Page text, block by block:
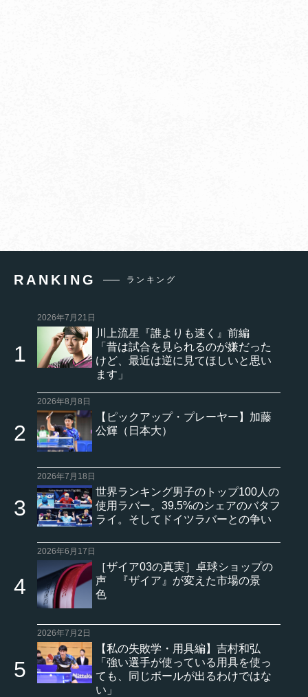
RANKING ランキング
2026年7月21日
川上流星『誰よりも速く』前編
「昔は試合を見られるのが嫌だった
けど、最近は逆に見てほしいと思い
ます」
2026年8月8日
【ピックアップ・プレーヤー】加藤
公輝（日本大）
2026年7月18日
世界ランキング男子のトップ100人の
使用ラバー。39.5%のシェアのバタフ
ライ。そしてドイツラバーとの争い
2026年6月17日
［ザイア03の真実］卓球ショップの
声 『ザイア』が変えた市場の景
色
2026年7月2日
【私の失敗学・用具編】吉村和弘
「強い選手が使っている用具を使っ
ても、同じボールが出るわけではな
い」